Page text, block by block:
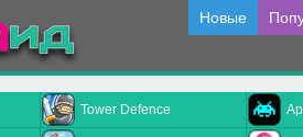
Новые
Tower Defence